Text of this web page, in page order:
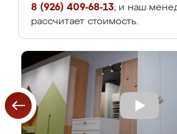
8 (926) 409-68-13, и наш
рассчитает стоимость.